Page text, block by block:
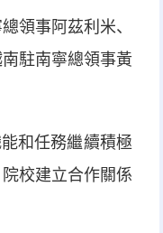
領事阿茲利米、
駐南寧總領事黃
和任務繼續積極
校建立合作關係